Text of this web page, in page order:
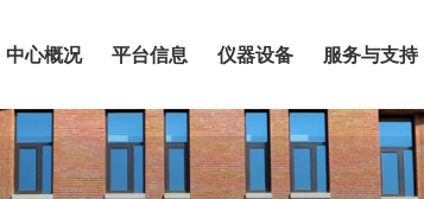
中心概况 平台信息 仪器设备 服务与支持